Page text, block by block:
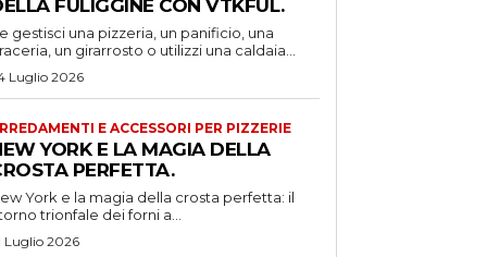
FULIGGINE CON VTKFUL.
gestisci una pizzeria, un panificio, una
un girarrosto o utilizzi una caldaia...
Luglio 2026
E ACCESSORI PER PIZZERIE
YORK E LA MAGIA DELLA
PERFETTA.
York e la magia della crosta perfetta: il
trionfale dei forni a...
Luglio 2026